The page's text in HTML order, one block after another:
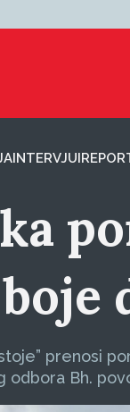
INTERVJUI
prenosi
odbora Bh.